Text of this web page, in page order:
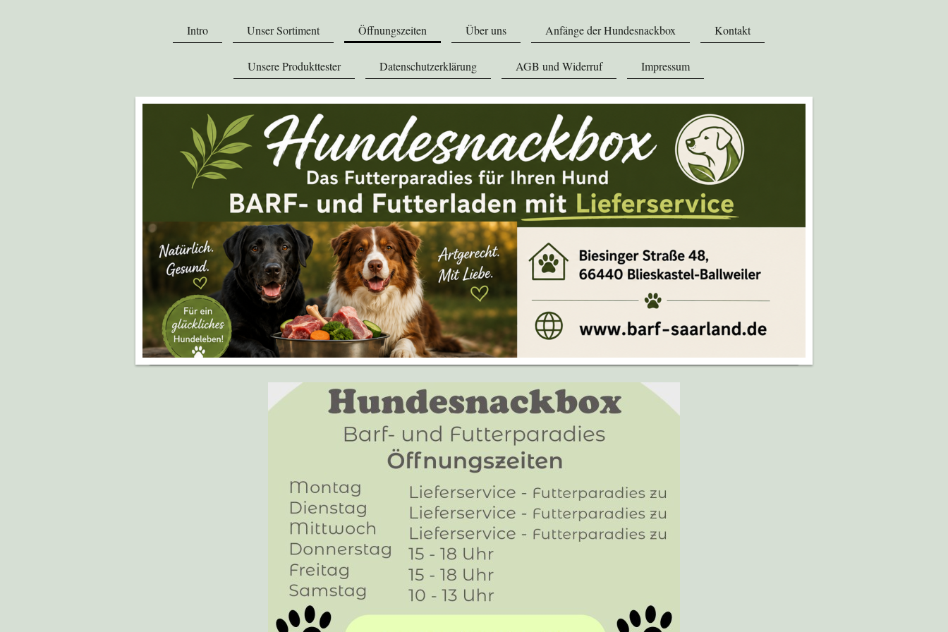
Intro Unser Sortiment Öffnungszeiten Über uns Anfänge der Hundesnackbox Kontakt
Unsere Produkttester Datenschutzerklärung AGB und Widerruf Impressum